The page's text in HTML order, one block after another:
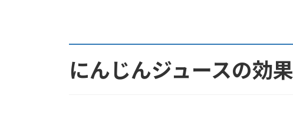
にんじんジュースの効果